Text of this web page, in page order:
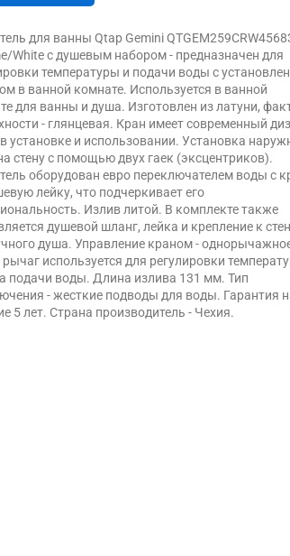
для ванны Qtap Gemini
White с душевым набором - предназначен для
температуры и подачи воды с
в ванной комнате. Используется в ванной
для ванны и душа. Изготовлен из латуни,
- глянцевая. Кран имеет современный
установке и использовании. Установка
стену с помощью двух гаек (эксцентриков).
оборудован евро переключателем воды с
лейку, что подчеркивает его
Излив литой. В комплекте также
душевой шланг, лейка и крепление к
душа. Управление краном -
используется для регулировки
подачи воды. Длина излива 131 мм. Тип
- жесткие подводы для воды. Гарантия
5 лет. Страна производитель - Чехия.